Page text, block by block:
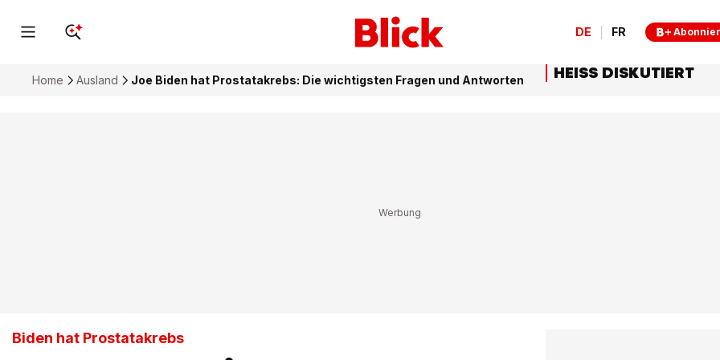
DE FR
Home Ausland Joe Biden hat Prostatakrebs: Die wichtigsten Fragen und Antworten
Biden hat Prostatakrebs
HEISS DISKUTIERT